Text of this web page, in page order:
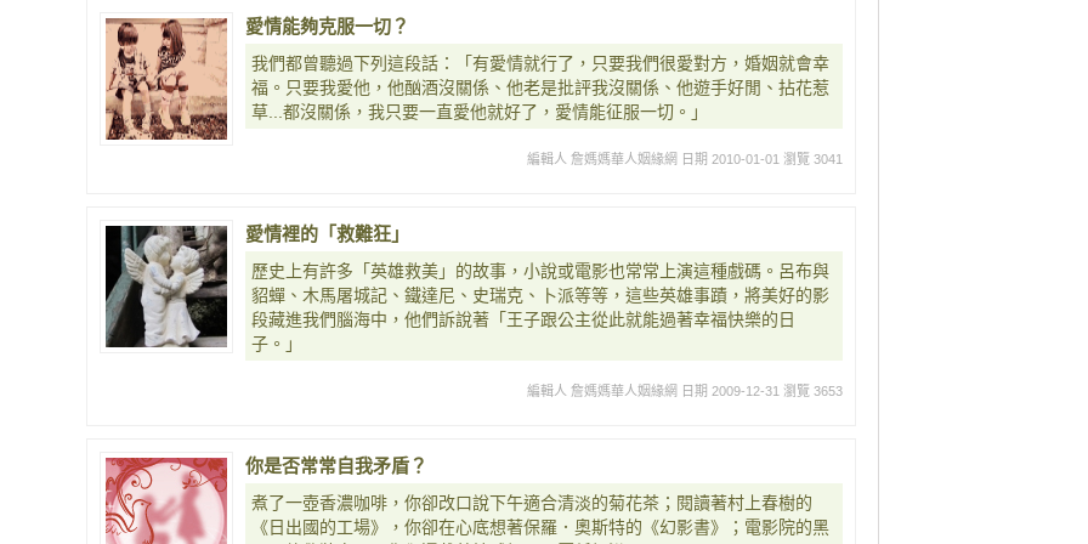
愛情能夠克服一切？
我們都曾聽過下列這段話：「有愛情就行了，只要我們很愛對方，婚姻就會幸
福。只要我愛他，他酗酒沒關係、他老是批評我沒關係、他遊手好閒、拈花惹
草...都沒關係，我只要一直愛他就好了，愛情能征服一切。」
編輯人 詹媽媽華人姻緣網 日期 2010-01-01 瀏覽 3041
愛情裡的「救難狂」
歷史上有許多「英雄救美」的故事，小說或電影也常常上演這種戲碼。呂布與
貂蟬、木馬屠城記、鐵達尼、史瑞克、卜派等等，這些英雄事蹟，將美好的影
段藏進我們腦海中，他們訴說著「王子跟公主從此就能過著幸福快樂的日
子。」
編輯人 詹媽媽華人姻緣網 日期 2009-12-31 瀏覽 3653
你是否常常自我矛盾？
煮了一壺香濃咖啡，你卻改口說下午適合清淡的菊花茶；閱讀著村上春樹的
《日出國的工場》，你卻在心底想著保羅．奧斯特的《幻影書》；電影院的黑